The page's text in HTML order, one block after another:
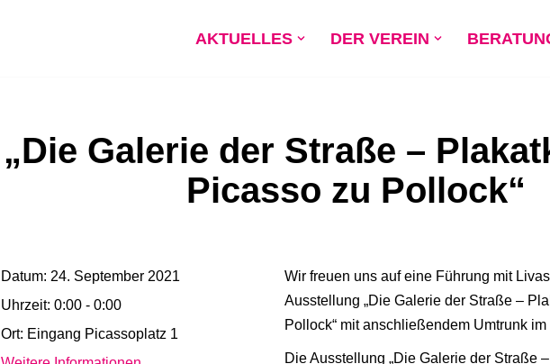
AKTUELLES DER VEREIN
„Die Galerie der Straße –
Picasso zu Pollock“
Datum: 24. September 2021
Uhrzeit: 0:00 - 0:00
Ort: Eingang Picassoplatz 1
Wir freuen uns auf eine Führung mit
Ausstellung „Die Galerie der Straße –
Pollock“ mit anschließendem Umtrunk
Die Ausstellung „Die Galerie der Straße